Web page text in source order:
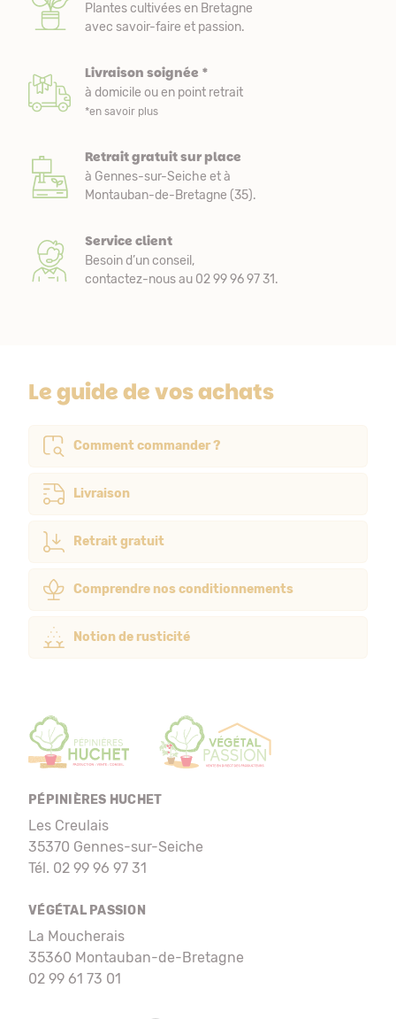
Plantes cultivées en Bretagne
avec savoir-faire et passion.
Livraison soignée *
à domicile ou en point retrait
*en savoir plus
Retrait gratuit sur place
à Gennes-sur-Seiche et à
Montauban-de-Bretagne (35).
Service client
Besoin d’un conseil,
contactez-nous au 02 99 96 97 31.
Le guide de vos achats
Comment commander ?
Livraison
Retrait gratuit
Comprendre nos conditionnements
Notion de rusticité
PÉPINIÈRES HUCHET
Les Creulais
35370 Gennes-sur-Seiche
Tél. 02 99 96 97 31
VÉGÉTAL PASSION
La Moucherais
35360 Montauban-de-Bretagne
02 99 61 73 01